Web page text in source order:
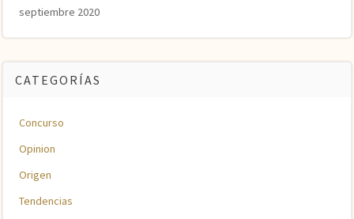
septiembre 2020
CATEGORÍAS
Concurso
Opinion
Origen
Tendencias